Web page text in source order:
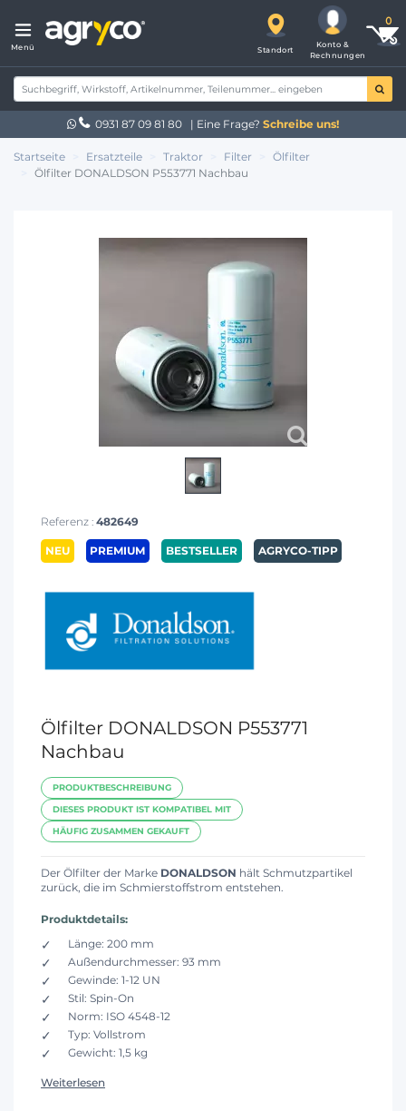
Menü Standort
Konto &
Rechnungen
0931 87 09 81 80 | Eine Frage? Schreibe uns!
Startseite Ersatzteile Traktor Filter
Ölfilter
Ölfilter DONALDSON P553771 Nachbau
Referenz : 482649
NEU PREMIUM BESTSELLER AGRYCO-TIPP
Ölfilter DONALDSON P553771
Nachbau
PRODUKTBESCHREIBUNG
DIESES PRODUKT IST KOMPATIBEL MIT
HÄUFIG ZUSAMMEN GEKAUFT
Der Ölfilter der Marke DONALDSON hält Schmutzpartikel
zurück, die im Schmierstoffstrom entstehen.
Produktdetails:
Länge: 200 mm
Außendurchmesser: 93 mm
Gewinde: 1-12 UN
Stil: Spin-On
Norm: ISO 4548-12
Typ: Vollstrom
Gewicht: 1,5 kg
Weiterlesen